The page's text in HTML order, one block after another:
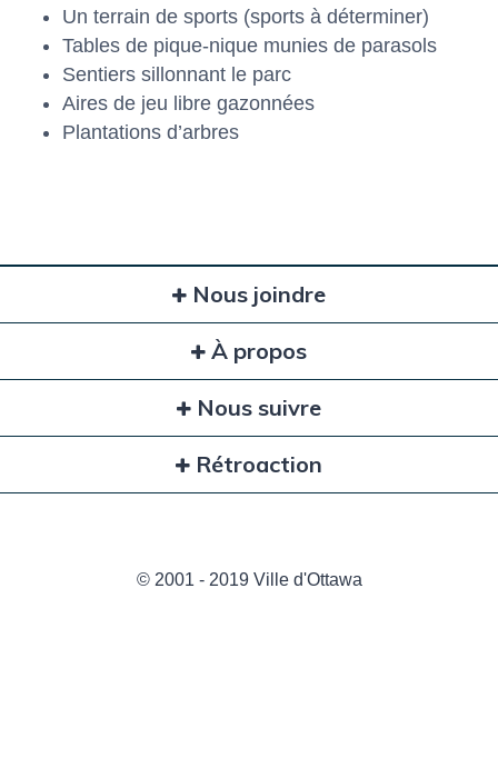
Un terrain de sports (sports à déterminer)
Tables de pique-nique munies de parasols
Sentiers sillonnant le parc
Aires de jeu libre gazonnées
Plantations d’arbres
Nous joindre
À propos
Nous suivre
Rétroaction
© 2001 - 2019 Ville d'Ottawa